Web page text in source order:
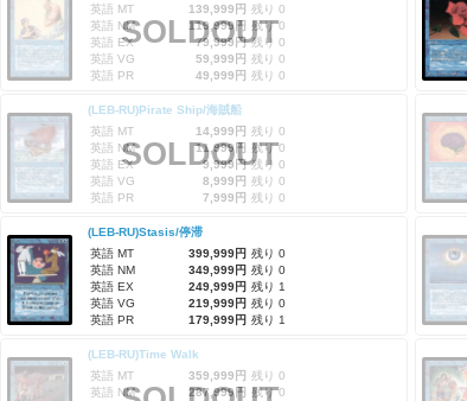
英語 MT
139,999円 残り 0
英語 NM
119,999円 残り 0
英語 EX
79,999円 残り 0
英語 VG
59,999円 残り 0
英語 PR
49,999円 残り 0
SOLDOUT
(LEB-RU)Pirate Ship/海賊船
英語 MT
14,999円 残り 0
英語 NM
11,999円 残り 0
英語 EX
9,999円 残り 0
英語 VG
8,999円 残り 0
英語 PR
7,999円 残り 0
SOLDOUT
(LEB-RU)Stasis/停滞
英語 MT
399,999円 残り 0
英語 NM
349,999円 残り 0
英語 EX
249,999円 残り 1
英語 VG
219,999円 残り 0
英語 PR
179,999円 残り 1
(LEB-RU)Time Walk
英語 MT
359,999円 残り 0
英語 NM
287,999円 残り 0